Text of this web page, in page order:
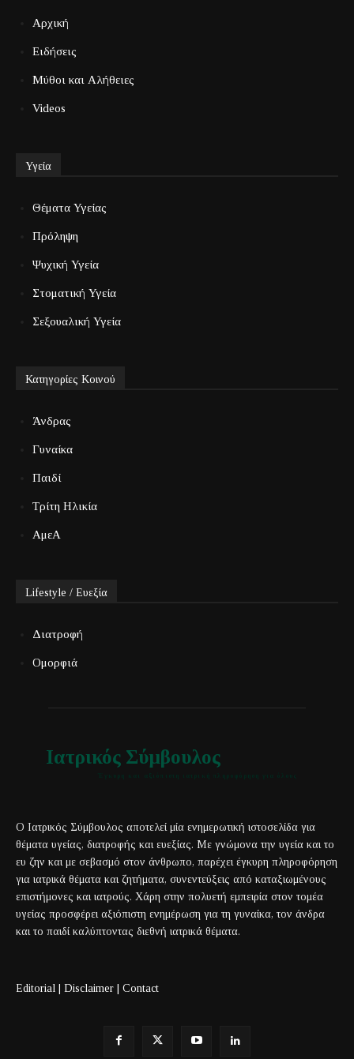
Αρχική
Ειδήσεις
Μύθοι και Αλήθειες
Videos
Υγεία
Θέματα Υγείας
Πρόληψη
Ψυχική Υγεία
Στοματική Υγεία
Σεξουαλική Υγεία
Κατηγορίες Κοινού
Άνδρας
Γυναίκα
Παιδί
Τρίτη Ηλικία
ΑμεΑ
Lifestyle / Ευεξία
Διατροφή
Ομορφιά
Ιατρικός Σύμβουλος
Ο Ιατρικός Σύμβουλος αποτελεί μία ενημερωτική ιστοσελίδα για
θέματα υγείας, διατροφής και ευεξίας. Με γνώμονα την υγεία και το
ευ ζην και με σεβασμό στον άνθρωπο, παρέχει έγκυρη πληροφόρηση
για ιατρικά θέματα και ζητήματα, συνεντεύξεις από καταξιωμένους
επιστήμονες και ιατρούς. Χάρη στην πολυετή εμπειρία στον τομέα
υγείας προσφέρει αξιόπιστη ενημέρωση για τη γυναίκα, τον άνδρα
και το παιδί καλύπτοντας διεθνή ιατρικά θέματα.
Editorial Disclaimer Contact